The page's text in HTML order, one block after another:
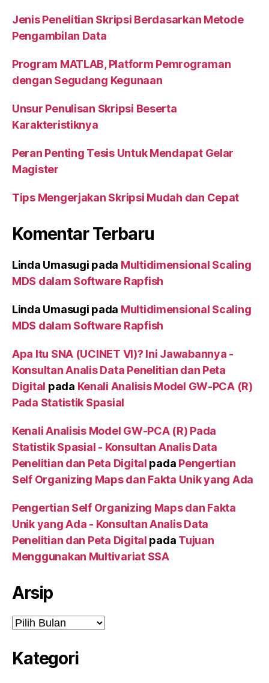
Jenis Penelitian Skripsi Berdasarkan Metode
Pengambilan Data
Program MATLAB, Platform Pemrograman
dengan Segudang Kegunaan
Unsur Penulisan Skripsi Beserta
Karakteristiknya
Peran Penting Tesis Untuk Mendapat Gelar
Magister
Tips Mengerjakan Skripsi Mudah dan Cepat
Komentar Terbaru
Linda Umasugi pada Multidimensional Scaling
MDS dalam Software Rapfish
Linda Umasugi pada Multidimensional Scaling
MDS dalam Software Rapfish
Apa Itu SNA (UCINET VI)? Ini Jawabannya -
Konsultan Analis Data Penelitian dan Peta
Digital pada Kenali Analisis Model GW-PCA (R)
Pada Statistik Spasial
Kenali Analisis Model GW-PCA (R) Pada
Statistik Spasial - Konsultan Analis Data
Penelitian dan Peta Digital pada Pengertian
Self Organizing Maps dan Fakta Unik yang Ada
Pengertian Self Organizing Maps dan Fakta
Unik yang Ada - Konsultan Analis Data
Penelitian dan Peta Digital pada Tujuan
Menggunakan Multivariat SSA
Arsip
Arsip
Kategori